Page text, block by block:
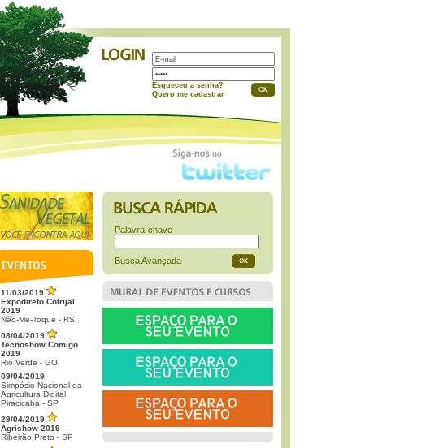
Esqueceu a senha?
Quero me cadastrar
11/03/2019
Expodireto Cotrijal
2019
Não-Me-Toque - RS
08/04/2019
Tecnoshow Comigo
2019
Rio Verde - GO
09/04/2019
Simpósio Nacional da
Agricultura Digital
Piracicaba - SP
29/04/2019
Agrishow 2019
Ribeirão Preto - SP
Palavra-chave
Busca Avançada